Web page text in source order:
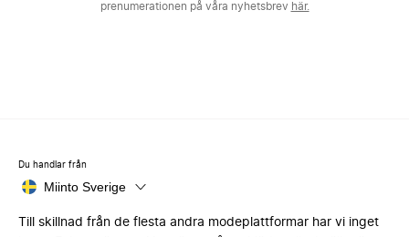
prenumerationen på våra nyhetsbrev här.
Du handlar från
Miinto Sverige
Till skillnad från de flesta andra modeplattformar har vi inget